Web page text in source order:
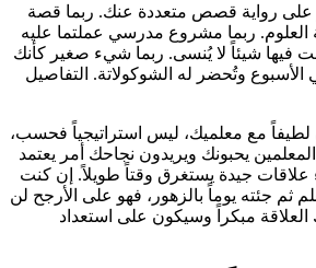
على رواية قصص متعددة عنك. ربما قصة
ربما مشروع مدرسي عملتما عليه
فيها شيئاً لا يُنسى. ربما شيء صغير كأنك
وتُحضر له الشوكولاتة. التفاصيل
لطيفاً مع معلميك، ليس استراتيجياً فحسب،
يحبونك ويريدون نجاحك أمر يعتمد
علاقات جيدة يستغرق وقتاً طويلاً. إن كنت
جئته يوماً بالزهور، فهو على الأرجح لن
مبكراً وسيكون على استعداد